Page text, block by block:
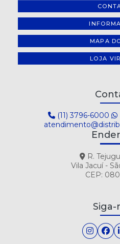
MAPA
LOJA
(11) 3796-6000
R.
Vila Jacuí -
CEP:
Siga-